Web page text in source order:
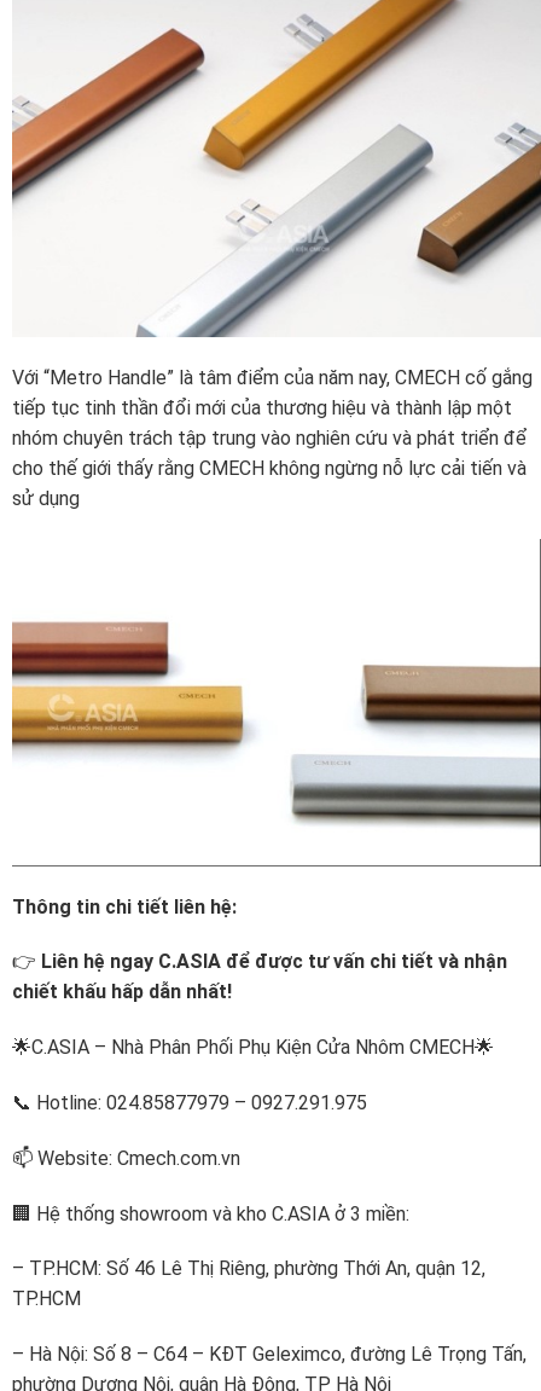
Với “Metro Handle” là tâm điểm của năm nay, CMECH cố gắng
tiếp tục tinh thần đổi mới của thương hiệu và thành lập một
nhóm chuyên trách tập trung vào nghiên cứu và phát triển để
cho thế giới thấy rằng CMECH không ngừng nỗ lực cải tiến và
sử dụng
Thông tin chi tiết liên hệ:
👉 Liên hệ ngay C.ASIA để được tư vấn chi tiết và nhận
chiết khấu hấp dẫn nhất!
🌟C.ASIA – Nhà Phân Phối Phụ Kiện Cửa Nhôm CMECH🌟
📞 Hotline: 024.85877979 – 0927.291.975
📫 Website: Cmech.com.vn
🏢 Hệ thống showroom và kho C.ASIA ở 3 miền:
– TP.HCM: Số 46 Lê Thị Riêng, phường Thới An, quận 12,
TP.HCM
– Hà Nội: Số 8 – C64 – KĐT Geleximco, đường Lê Trọng Tấn,
phường Dương Nội, quận Hà Đông, TP Hà Nội